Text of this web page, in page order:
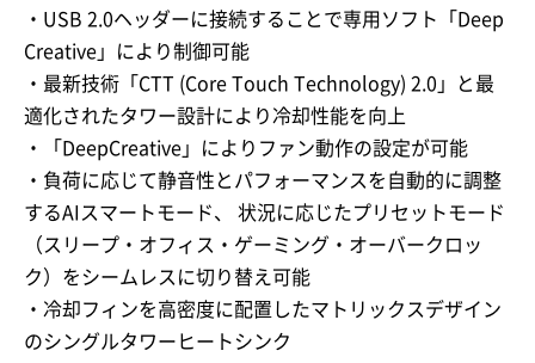
・USB 2.0ヘッダーに接続することで専用ソフト「Deep
Creative」により制御可能
・最新技術「CTT (Core Touch Technology) 2.0」と最
適化されたタワー設計により冷却性能を向上
・「DeepCreative」によりファン動作の設定が可能
・負荷に応じて静音性とパフォーマンスを自動的に調整
するAIスマートモード、 状況に応じたプリセットモード
（スリープ・オフィス・ゲーミング・オーバークロッ
ク）をシームレスに切り替え可能
・冷却フィンを高密度に配置したマトリックスデザイン
のシングルタワーヒートシンク